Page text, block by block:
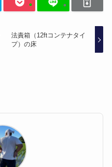
法責箱（12ftコンテナタイ
プ）の床